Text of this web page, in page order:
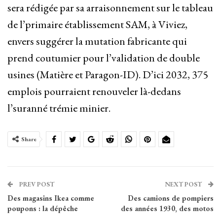
sera rédigée par sa arraisonnement sur le tableau
de l’primaire établissement SAM, à Viviez,
envers suggérer la mutation fabricante qui
prend coutumier pour l’validation de double
usines (Matière et Paragon-ID). D’ici 2032, 375
emplois pourraient renouveler là-dedans
l’suranné trémie minier.
Share
PREV POST
Des magasins Ikea comme
poupons : la dépêche
NEXT POST
Des camions de pompiers
des années 1930, des motos